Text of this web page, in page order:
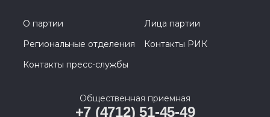
О партии
Лица партии
Региональные отделения
Контакты РИК
Контакты пресс-службы
Общественная приемная
+7 (4712) 51-45-49